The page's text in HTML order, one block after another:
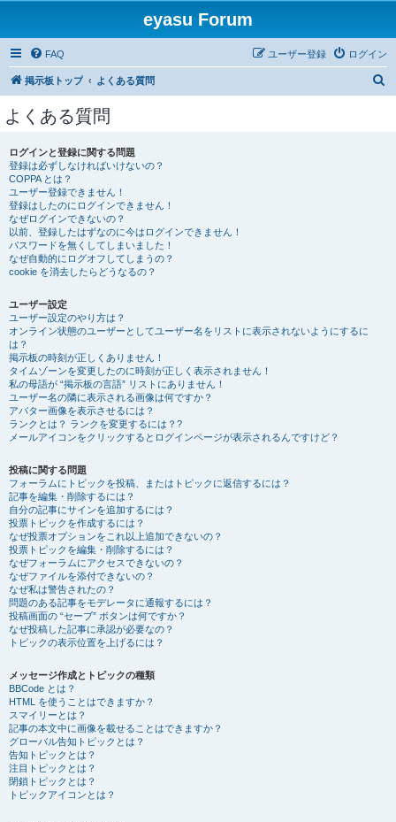
eyasu Forum
FAQ ログイン
ユーザー登録
掲示板トップ よくある質問
よくある質問
ログインと登録に関する問題
登録は必ずしなければいけないの？
COPPA とは？
ユーザー登録できません！
登録はしたのにログインできません！
なぜログインできないの？
以前、登録したはずなのに今はログインできません！
パスワードを無くしてしまいました！
なぜ自動的にログオフしてしまうの？
cookie を消去したらどうなるの？
ユーザー設定
ユーザー設定のやり方は？
オンライン状態のユーザーとしてユーザー名をリストに表示されないようにするに
は？
掲示板の時刻が正しくありません！
タイムゾーンを変更したのに時刻が正しく表示されません！
私の母語が “掲示板の言語” リストにありません！
ユーザー名の隣に表示される画像は何ですか？
アバター画像を表示させるには？
ランクとは？ ランクを変更するには？?
メールアイコンをクリックするとログインページが表示されるんですけど？
投稿に関する問題
フォーラムにトピックを投稿、またはトピックに返信するには？
記事を編集・削除するには？
自分の記事にサインを追加するには？
投票トピックを作成するには？
なぜ投票オプションをこれ以上追加できないの？
投票トピックを編集・削除するには？
なぜフォーラムにアクセスできないの？
なぜファイルを添付できないの？
なぜ私は警告されたの？
問題のある記事をモデレータに通報するには？
投稿画面の “セーブ” ボタンは何ですか？
なぜ投稿した記事に承認が必要なの？
トピックの表示位置を上げるには？
メッセージ作成とトピックの種類
BBCode とは？
HTML を使うことはできますか？
スマイリーとは？
記事の本文中に画像を載せることはできますか？
グローバル告知トピックとは？
告知トピックとは？
注目トピックとは？
閉鎖トピックとは？
トピックアイコンとは？